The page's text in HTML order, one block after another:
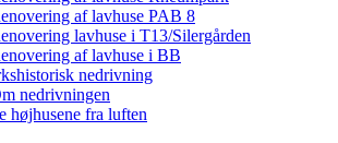
af lavhuse PAB 8
lavhuse i T13/Silergården
af lavhuse i BB
nedrivning
nedrivningen
højhusene fra luften